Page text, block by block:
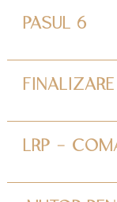
PASUL 6
LRP -